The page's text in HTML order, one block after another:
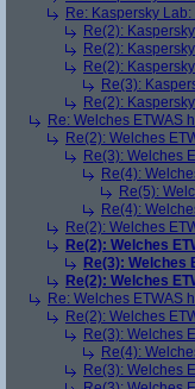
Re: Kaspersky
Re(2):
Re(2):
Re(2):
Re(3):
Re(2):
Re: Welches ETWAS
Re(2): Welches
Re(3): Welches
Re(4):
Re(5):
Re(4):
Re(2): Welches
Re(2): Welches
Re(3): Welches
Re(2): Welches
Re: Welches ETWAS
Re(2): Welches
Re(3): Welches
Re(4):
Re(3): Welches